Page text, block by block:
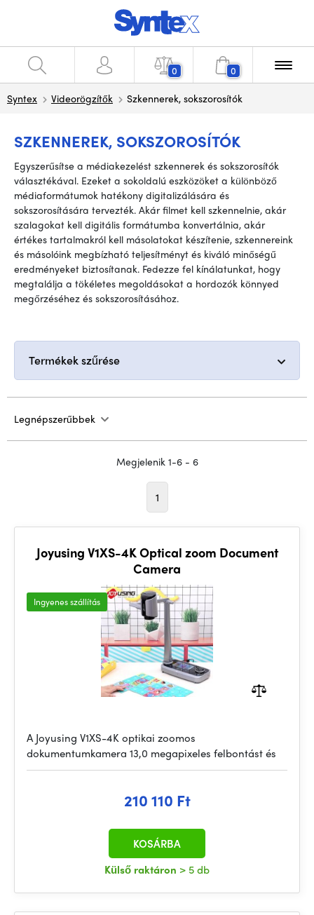
0 0
Syntex Videorögzítők Szkennerek, sokszorosítók
SZKENNEREK, SOKSZOROSÍTÓK
Egyszerűsítse a médiakezelést szkennerek és sokszorosítók
választékával. Ezeket a sokoldalú eszközöket a különböző
médiaformátumok hatékony digitalizálására és
sokszorosítására tervezték. Akár filmet kell szkennelnie, akár
szalagokat kell digitális formátumba konvertálnia, akár
értékes tartalmakról kell másolatokat készítenie, szkennereink
és másolóink megbízható teljesítményt és kiváló minőségű
eredményeket biztosítanak. Fedezze fel kínálatunkat, hogy
megtalálja a tökéletes megoldásokat a hordozók könnyed
megőrzéséhez és sokszorosításához.
Termékek szűrése
Legnépszerűbbek
Megjelenik 1-6 - 6
1
Joyusing V1XS-4K Optical zoom Document
Camera
Ingyenes szállítás
A Joyusing V1XS-4K optikai zoomos
dokumentumkamera 13,0 megapixeles felbontást és
210 110 Ft
Külső raktáron > 5 db
KOSÁRBA